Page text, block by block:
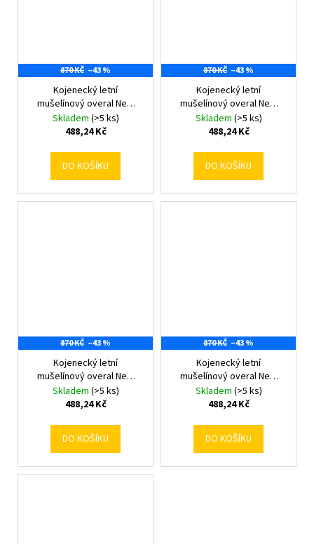
870 KČ –43 %
Kojenecký letní
mušelínový overal New
Baby blue 80 (9-12m)
Skladem (>5 ks)
488,24 Kč
DO KOŠÍKU
870 KČ –43 %
Kojenecký letní
mušelínový overal New
Baby blue 86 (12-18m)
Skladem (>5 ks)
488,24 Kč
DO KOŠÍKU
870 KČ –43 %
Kojenecký letní
mušelínový overal New
Baby pink 80 (9-12m)
Skladem (>5 ks)
488,24 Kč
DO KOŠÍKU
870 KČ –43 %
Kojenecký letní
mušelínový overal New
Baby pink 86 (12-18m)
Skladem (>5 ks)
488,24 Kč
DO KOŠÍKU